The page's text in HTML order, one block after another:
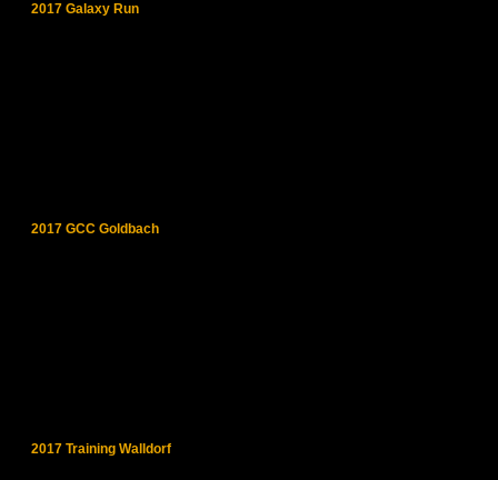
2017 Galaxy Run
2017 GCC Goldbach
2017 Training Walldorf